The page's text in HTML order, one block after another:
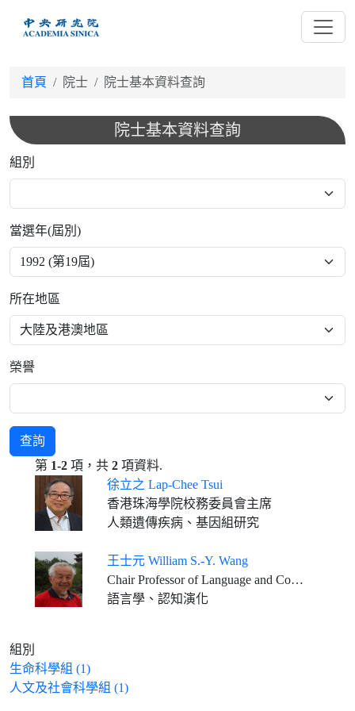
首頁 院士 院士基本資料查詢
院士基本資料查詢
組別
當選年(屆別)
所在地區
榮譽
查詢
第 1-2 項，共 2 項資料.
徐立之 Lap-Chee Tsui
香港珠海學院校務委員會主席
人類遺傳疾病、基因組研究
王士元 William S.-Y. Wang
Chair Professor of Language and Cognitive Sciences, The Hong Kong Polytechnic University
語言學、認知演化
組別
生命科學組 (1)
人文及社會科學組 (1)